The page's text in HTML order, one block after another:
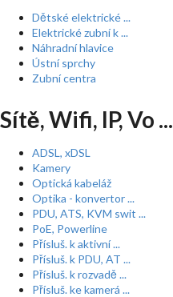
Dětské elektrické ...
Elektrické zubní k ...
Náhradní hlavice
Ústní sprchy
Zubní centra
Sítě, Wifi, IP, Vo ...
ADSL, xDSL
Kamery
Optická kabeláž
Optika - konvertor ...
PDU, ATS, KVM swit ...
PoE, Powerline
Přísluš. k aktivní ...
Přísluš. k PDU, AT ...
Přísluš. k rozvadě ...
Přísluš. ke kamerá ...